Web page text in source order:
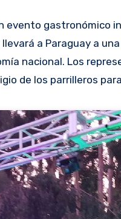
a Paraguay a
nacional. Los
de los parrilleros